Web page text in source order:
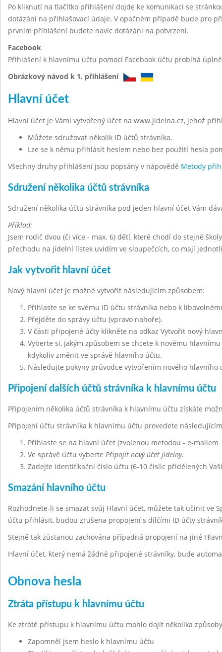
Po kliknutí na tlačítko přihlášení dojde ke komunikaci se
dotázáni na přihlašovací údaje. V opačném případě bude pro
prvním přihlášení budete navíc dotázáni na potvrzení.
Facebook
Přihlášení k hlavnímu účtu pomocí Facebook účtu probíhá
Obrázkový návod k 1. přihlášení
Hlavní účet
Hlavní účet je Vámi vytvořený účet na www.jidelna.cz, jehož
Můžete sdružovat několik ID účtů strávníka.
Lze se k němu přihlásit heslem nebo bez použití hesla
Všechny druhy přihlášení jsou popsány v nápovědě Metody
Sdružení několika účtů strávníka
Sdružení několika účtů strávníka pod jeden hlavní účet Vám
Příklad:
Jsem rodič dvou (či více - max. 6) dětí, které chodí do stejné
přechodu na jídelní lístek uvidím ve sloupečcích, co mají
Jak vytvořit hlavní účet
Nový hlavní účet je možné vytvořit následujícím způsobem:
Přihlaste se ke svému ID účtu strávníka nebo k
Přejděte do správy účtu (vpravo nahoře).
V části připojené účty klikněte na odkaz Vytvořit nový
Vyberte si, jakým způsobem se chcete k novému
kdykoliv změnit ve správě hlavního účtu.
Následujte pokyny průvodce vytvořením nového hlavního
Připojení dalších účtů strávníka k hlavnímu účtu
Připojením několika účtů strávníka k hlavnímu účtu získáte
Připojení účtu strávníka k hlavnímu účtu provedete
Přihlaste se na hlavní účet (zvolenou metodou - e-mailem
Ve správě účtu vyberte Připojit nový účet jídelny.
Zadejte identifikační číslo účtu (6-10 číslic přidělených
Smazání hlavního účtu
Rozhodnete-li se smazat svůj Hlavní účet, můžete tak učinit ve
účtu přihlásit, budou zrušena propojení s dílčími ID účty
Stejně tak zůstanou zachována případná propojení na jiné
Hlavní účet, který nemá žádné připojené strávníky, bude
Obnova hesla
Ztráta přístupu k hlavnímu účtu
Ke ztrátě přístupu k hlavnímu účtu mohlo dojít několika
Zapomněl jsem heslo k hlavnímu účtu